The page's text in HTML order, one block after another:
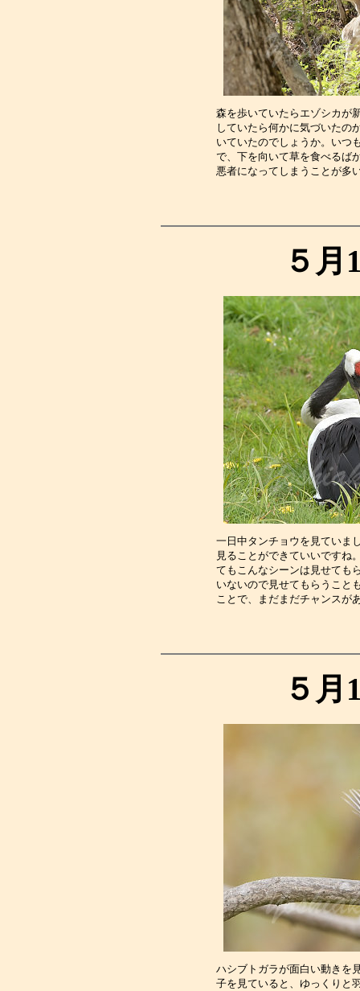
森を歩いていたらエゾシカが
していたら何かに気づいたの
いていたのでしょうか。いつ
で、下を向いて草を食べるば
悪者になってしまうこと
５月
一日中タンチョウを見ていま
見ることができていいですね
てもこんなシーンは見せても
いないので見せてもらうこと
ことで、まだまだチ
５月
ハシブトガラが面白い動きを
子を見ていると、ゆっくりと